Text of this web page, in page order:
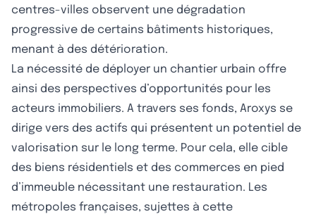
centres-villes observent une dégradation
progressive de certains bâtiments historiques,
menant à des détérioration.
La nécessité de déployer un chantier urbain offre
ainsi des perspectives d’opportunités pour les
acteurs immobiliers. A travers ses fonds, Aroxys se
dirige vers des actifs qui présentent un potentiel de
valorisation sur le long terme. Pour cela, elle cible
des biens résidentiels et des commerces en pied
d’immeuble nécessitant une restauration. Les
métropoles françaises, sujettes à cette